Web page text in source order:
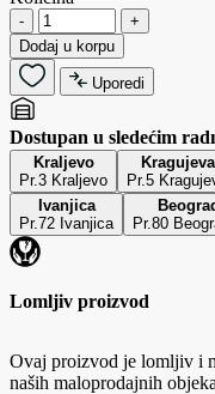
-
+
Dodaj u korpu
Uporedi
Dostupan u sledećim
Kraljevo
Pr.3 Kraljevo
Pr.5
Ivanjica
Pr.72 Ivanjica
Pr.80
Lomljiv proizvod
Ovaj proizvod je lomljiv i
naših maloprodajnih